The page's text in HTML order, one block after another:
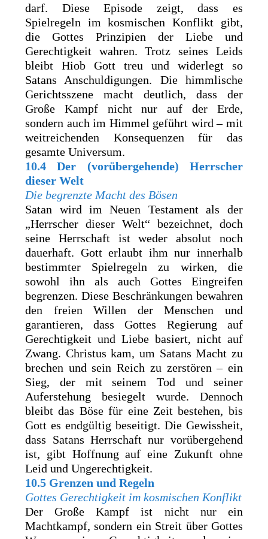
darf. Diese Episode zeigt, dass es
Spielregeln im kosmischen Konflikt gibt,
die Gottes Prinzipien der Liebe und
Gerechtigkeit wahren. Trotz seines Leids
bleibt Hiob Gott treu und widerlegt so
Satans Anschuldigungen. Die himmlische
Gerichtsszene macht deutlich, dass der
Große Kampf nicht nur auf der Erde,
sondern auch im Himmel geführt wird – mit
weitreichenden Konsequenzen für das
gesamte Universum.
10.4 Der (vorübergehende) Herrscher
dieser Welt
Die begrenzte Macht des Bösen
Satan wird im Neuen Testament als der
„Herrscher dieser Welt“ bezeichnet, doch
seine Herrschaft ist weder absolut noch
dauerhaft. Gott erlaubt ihm nur innerhalb
bestimmter Spielregeln zu wirken, die
sowohl ihn als auch Gottes Eingreifen
begrenzen. Diese Beschränkungen bewahren
den freien Willen der Menschen und
garantieren, dass Gottes Regierung auf
Gerechtigkeit und Liebe basiert, nicht auf
Zwang. Christus kam, um Satans Macht zu
brechen und sein Reich zu zerstören – ein
Sieg, der mit seinem Tod und seiner
Auferstehung besiegelt wurde. Dennoch
bleibt das Böse für eine Zeit bestehen, bis
Gott es endgültig beseitigt. Die Gewissheit,
dass Satans Herrschaft nur vorübergehend
ist, gibt Hoffnung auf eine Zukunft ohne
Leid und Ungerechtigkeit.
10.5 Grenzen und Regeln
Gottes Gerechtigkeit im kosmischen Konflikt
Der Große Kampf ist nicht nur ein
Machtkampf, sondern ein Streit über Gottes